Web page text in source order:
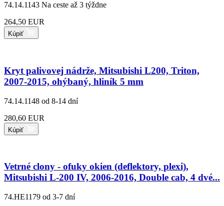
74.14.1143 Na ceste až 3 týždne
264,50 EUR
Kúpiť
Kryt palivovej nádrže, Mitsubishi L200, Triton,
2007-2015, ohýbaný, hliník 5 mm
74.14.1148 od 8-14 dní
280,60 EUR
Kúpiť
Vetrné clony - ofuky okien (deflektory, plexi),
Mitsubishi L-200 IV, 2006-2016, Double cab, 4 dvé...
74.HE1179 od 3-7 dní